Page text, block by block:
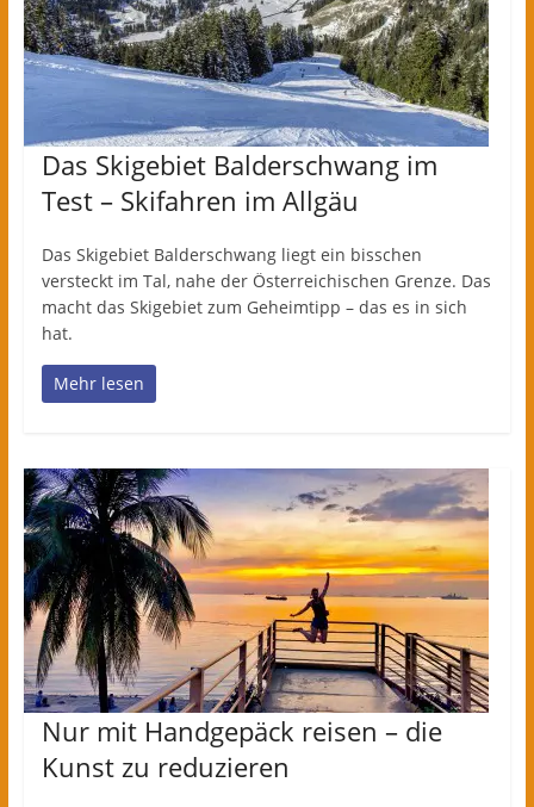
Das Skigebiet Balderschwang im
Test – Skifahren im Allgäu
Das Skigebiet Balderschwang liegt ein bisschen
versteckt im Tal, nahe der Österreichischen Grenze. Das
macht das Skigebiet zum Geheimtipp – das es in sich
hat.
Mehr lesen
Nur mit Handgepäck reisen – die
Kunst zu reduzieren